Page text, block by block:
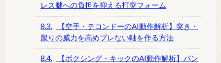
レス腱への負担を抑える打突フォーム
8.3.
【空手・テコンドーのAI動作解析】突き・
蹴りの威力を高めブレない軸を作る方法
8.4.
【ボクシング・キックのAI動作解析】パン